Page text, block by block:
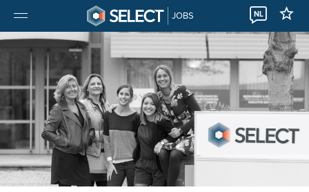
JOBS NL